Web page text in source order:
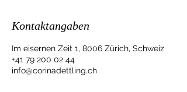
Kontaktangaben
Im eisernen Zeit 1, 8006 Zürich, Schweiz
+41 79 200 02 44
info@corinadettling.ch